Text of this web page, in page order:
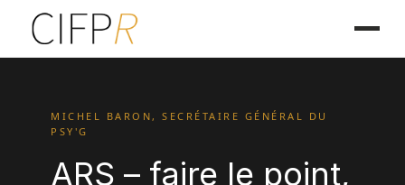
MICHEL BARON, SECRÉTAIRE GÉNÉRAL DU
PSY'G
ARS – faire le point,